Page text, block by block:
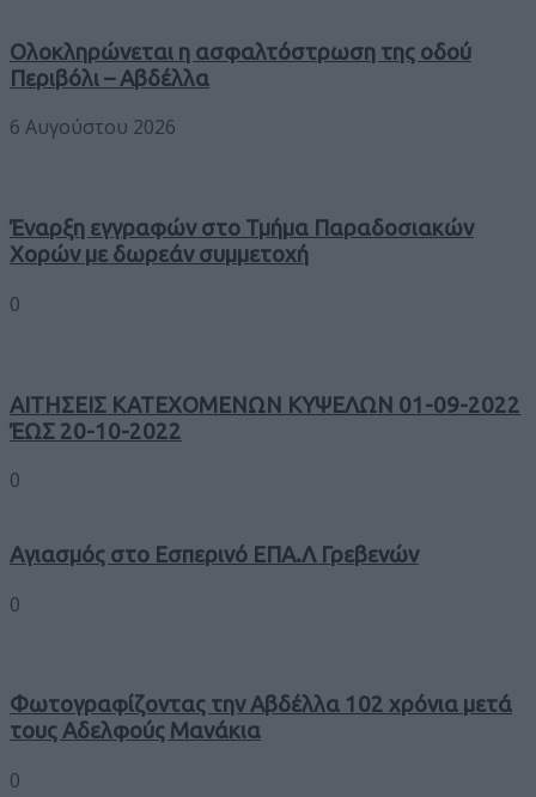
Ολοκληρώνεται η ασφαλτόστρωση της οδού
Περιβόλι – Αβδέλλα
6 Αυγούστου 2026
Έναρξη εγγραφών στο Τμήμα Παραδοσιακών
Χορών με δωρεάν συμμετοχή
0
ΑΙΤΗΣΕΙΣ ΚΑΤΕΧΟΜΕΝΩΝ ΚΥΨΕΛΩΝ 01-09-2022
ΈΩΣ 20-10-2022
0
Αγιασμός στο Εσπερινό ΕΠΑ.Λ Γρεβενών
0
Φωτογραφίζοντας την Αβδέλλα 102 χρόνια μετά
τους Αδελφούς Μανάκια
0